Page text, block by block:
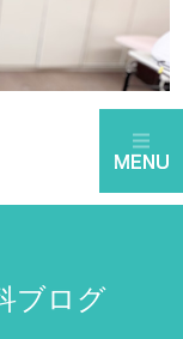
ブログ